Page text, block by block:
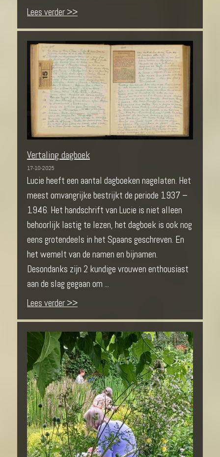
Lees verder >>
Vertaling dagboek
17-10-2025
Lucie heeft een aantal dagboeken nagelaten. Het
meest omvangrijke bestrijkt de periode 1937 –
1946. Het handschrift van Lucie is niet alleen
behoorlijk lastig te lezen, het dagboek is ook nog
eens grotendeels in het Spaans geschreven. En
het wemelt van de namen en bijnamen.
Desondanks zijn 2 kundige vrouwen enthousiast
aan de slag gegaan om ...
Lees verder >>